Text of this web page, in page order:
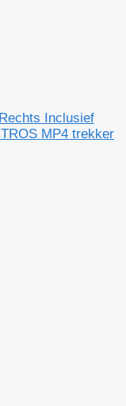
Inclusief
MP4 trekker